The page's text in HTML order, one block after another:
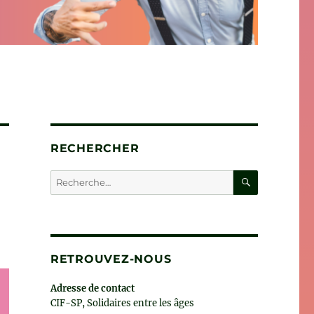
RECHERCHER
Recherche
pour :
RETROUVEZ-NOUS
Adresse de contact
CIF-SP, Solidaires entre les âges